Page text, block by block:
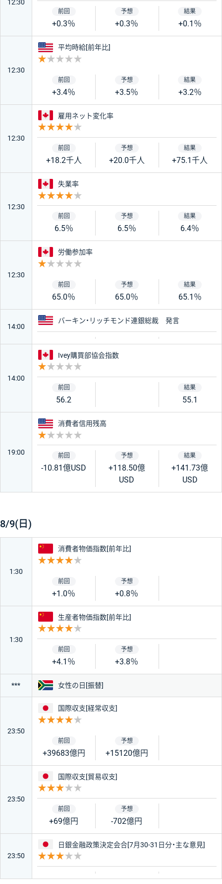
12:30
+0.3％ +0.3％ +0.1％
12:30
アメリカ
平均時給[前年比]
+3.4％ +3.5％ +3.2％
12:30
カナダ
雇用ネット変化率
+18.2千人 +20.0千人 +75.1千人
12:30
カナダ
失業率
6.5％ 6.5％ 6.4％
12:30
カナダ
労働参加率
65.0％ 65.0％ 65.1％
14:00
アメリカ
バーキン・リッチモンド連銀総裁 発言
14:00
カナダ
Ivey購買部協会指数
56.2 55.1
19:00
アメリカ
消費者信用残高
-10.81億USD
+118.50億
USD
+141.73億
USD
8/9(日)
1:30
中国
消費者物価指数[前年比]
+1.0％ +0.8％
1:30
中国
生産者物価指数[前年比]
+4.1％ +3.8％
*** 南アフリカ
女性の日[振替]
23:50
日本
国際収支[経常収支]
+39683億円 +15120億円
23:50
日本
国際収支[貿易収支]
+69億円 -702億円
23:50
日本
日銀金融政策決定会合[7月30-31日分・主な意見]